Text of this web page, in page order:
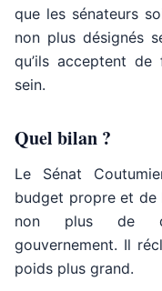
que les sénateurs
non plus désignés
qu’ils acceptent
sein.
Quel bilan ?
Le Sénat
budget propre et de
non plus de
gouvernement. Il
poids plus grand.